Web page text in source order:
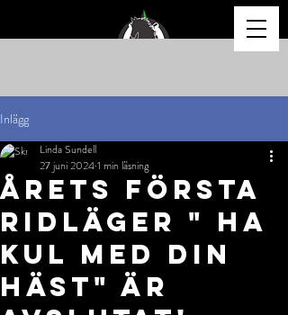
Inlägg
Årets första
ridläger " Ha
kul med din
häst" är
Linda Sundell
27 juni 20241 min läsning